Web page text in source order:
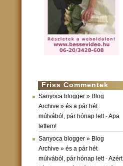
Friss Commentek
Sanyoca blogger » Blog
Archive » és a pár hét
múlvából, pár hónap lett-Apa
lettem!
Sanyoca blogger » Blog
Archive » és a pár hét
múlvából, pár hónap lett-Azért